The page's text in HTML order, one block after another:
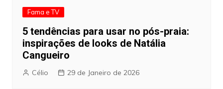
Fama e TV
5 tendências para usar no pós-praia:
inspirações de looks de Natália
Cangueiro
Célio 29 de Janeiro de 2026